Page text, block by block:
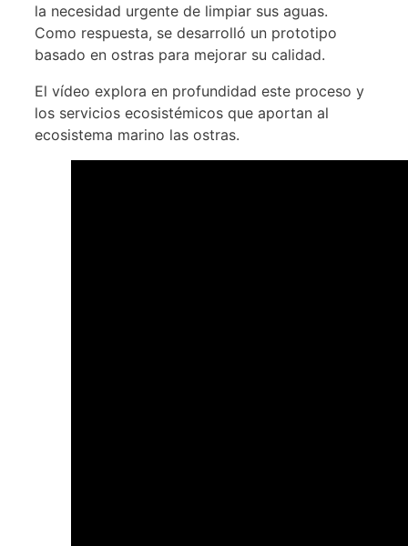
la necesidad urgente de limpiar sus aguas.
Como respuesta, se desarrolló un prototipo
basado en ostras para mejorar su calidad.
El vídeo explora en profundidad este proceso y
los servicios ecosistémicos que aportan al
ecosistema marino las ostras.